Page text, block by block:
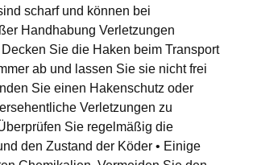
scharf und können bei
Handhabung Verletzungen
Sie die Haken beim Transport
ab und lassen Sie sie nicht frei
Sie einen Hakenschutz oder
Verletzungen zu
Sie regelmäßig die
den Zustand der Köder • Einige